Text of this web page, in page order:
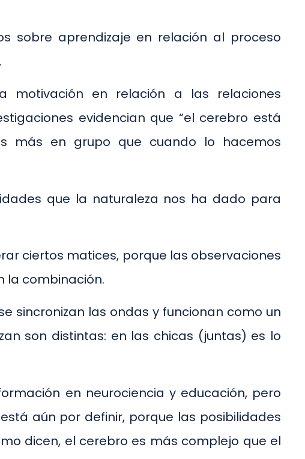
sobre aprendizaje en relación al proceso
motivación en relación a las relaciones
evidencian que “el cerebro está
más en grupo que cuando lo hacemos
que la naturaleza nos ha dado para
ciertos matices, porque las observaciones
la combinación.
sincronizan las ondas y funcionan como un
son distintas: en las chicas (juntas) es lo
en neurociencia y educación, pero
aún por definir, porque las posibilidades
dicen, el cerebro es más complejo que el